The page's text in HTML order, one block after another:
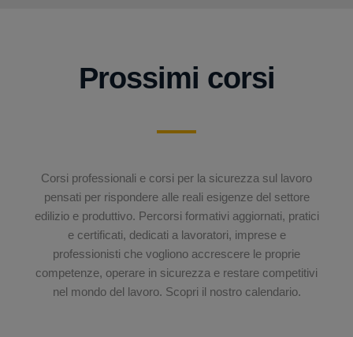
Prossimi corsi
Corsi professionali e corsi per la sicurezza sul lavoro
pensati per rispondere alle reali esigenze del settore
edilizio e produttivo. Percorsi formativi aggiornati, pratici
e certificati, dedicati a lavoratori, imprese e
professionisti che vogliono accrescere le proprie
competenze, operare in sicurezza e restare competitivi
nel mondo del lavoro. Scopri il nostro calendario.